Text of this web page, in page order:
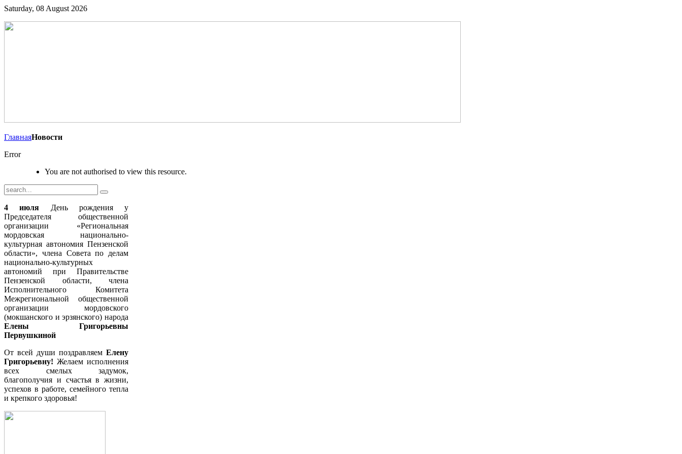
Saturday, 08 August 2026
ГлавнаяНовости
Error
You are not authorised to view this resource.
4 июля День рождения у
Председателя общественной
организации «Региональная
мордовская национально-
культурная автономия Пензенской
области», члена Совета по делам
национально-культурных
автономий при Правительстве
Пензенской области, члена
Исполнительного Комитета
Межрегиональной общественной
организации мордовского
(мокшанского и эрзянского) народа
Елены Григорьевны
Первушкиной
От всей души поздравляем Елену
Григорьевну! Желаем исполнения
всех смелых задумок,
благополучия и счастья в жизни,
успехов в работе, семейного тепла
и крепкого здоровья!